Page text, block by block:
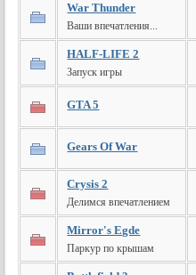
War Thunder
Ваши впечатления...
HALF-LIFE 2
Запуск игры
GTA 5
Gears Of War
Crysis 2
Делимся впечатлением
Mirror's Egde
Паркур по крышам